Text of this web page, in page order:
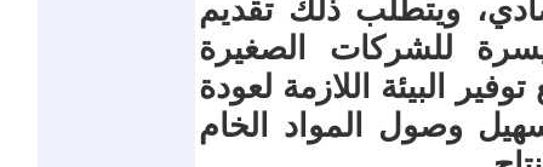
ويتطلب ذلك تقديم
للشركات الصغيرة
البيئة اللازمة لعودة
وصول المواد الخام